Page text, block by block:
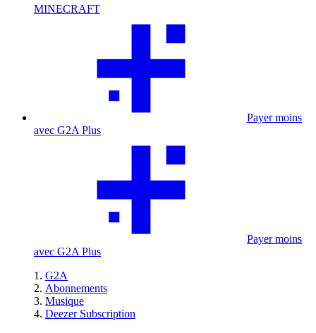
MINECRAFT
Payer moins
avec G2A Plus
Payer moins
avec G2A Plus
G2A
Abonnements
Musique
Deezer Subscription